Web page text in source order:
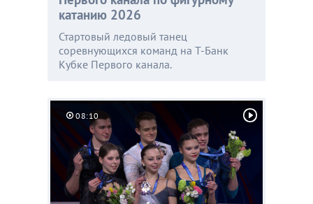
катанию 2026
Стартовый ледовый танец
соревнующихся команд на Т-Банк
Кубке Первого канала.
08:10